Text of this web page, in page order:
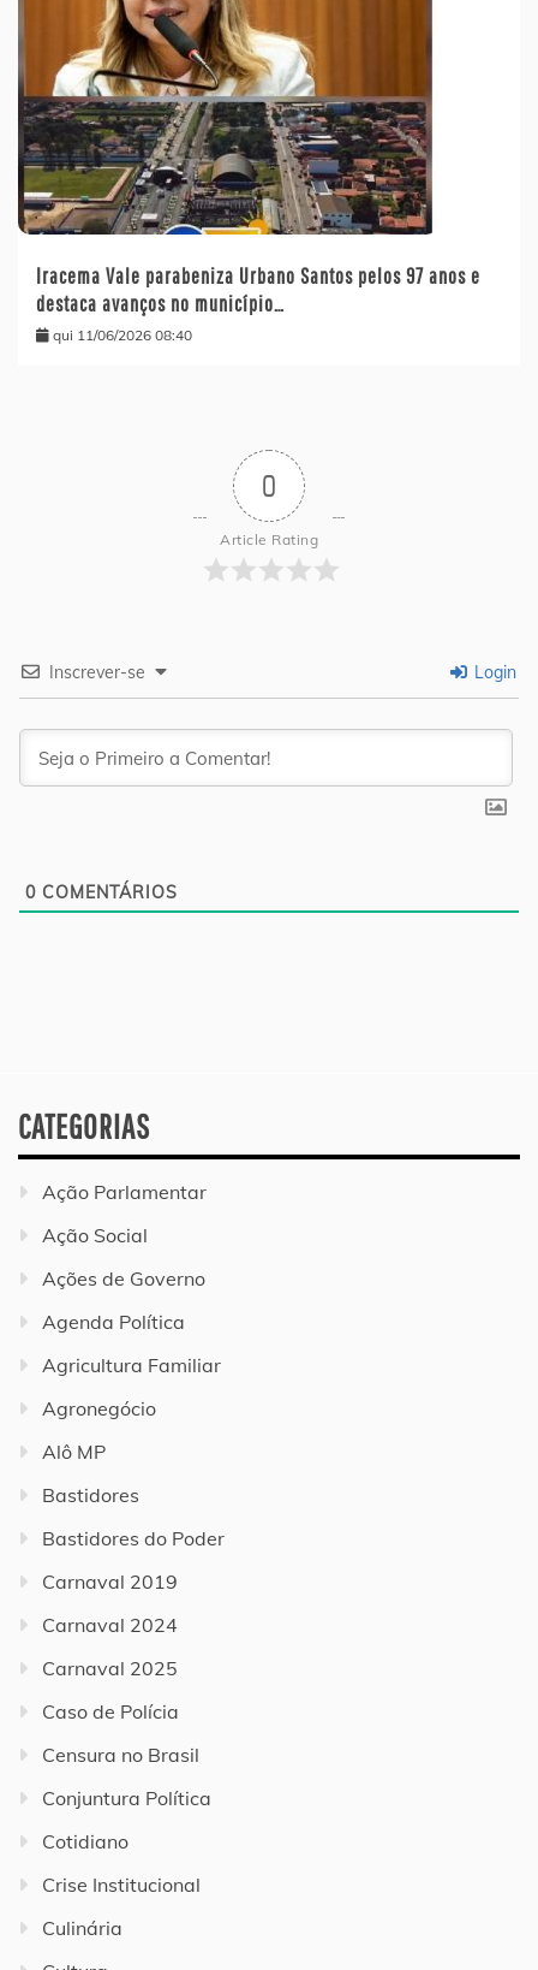
Iracema Vale parabeniza Urbano Santos pelos 97 anos e
destaca avanços no município…
qui 11/06/2026 08:40
0
Article Rating
Inscrever-se Login
0 COMENTÁRIOS
CATEGORIAS
Ação Parlamentar
Ação Social
Ações de Governo
Agenda Política
Agricultura Familiar
Agronegócio
Alô MP
Bastidores
Bastidores do Poder
Carnaval 2019
Carnaval 2024
Carnaval 2025
Caso de Polícia
Censura no Brasil
Conjuntura Política
Cotidiano
Crise Institucional
Culinária